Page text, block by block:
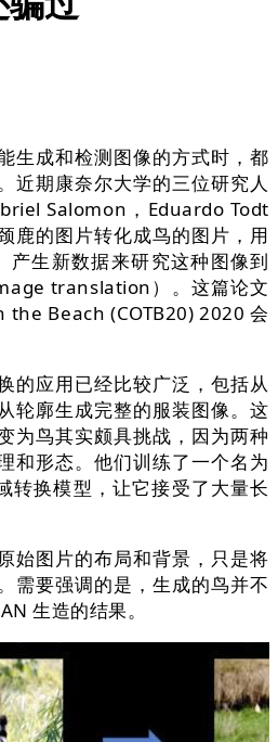
成和检测图像的方式时，都
近期康奈尔大学的三位研究人
Salomon，Eduardo Todt
鹿的图片转化成鸟的图片，用
产生新数据来研究这种图像到
translation）。这篇论文
Beach (COTB20) 2020 会
应用已经比较广泛，包括从
轮廓生成完整的服装图像。这
为鸟其实颇具挑战，因为两种
和形态。他们训练了一个名为
转换模型，让它接受了大量长
图片的布局和背景，只是将
需要强调的是，生成的鸟并不
生造的结果。